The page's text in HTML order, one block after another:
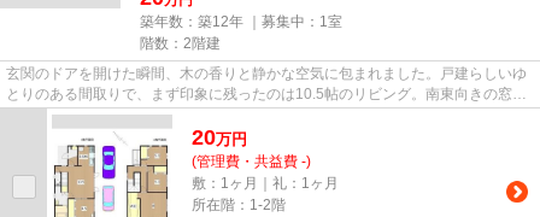
築年数：築12年 ｜募集中： 1室
階数：2階建
玄関のドアを開けた瞬間、木の香りと静かな空気に包まれました。戸建らしいゆ
とりのある間取りで、まず印象に残ったのは10.5帖のリビング。南東向きの窓か
ら朝の光がしっかりと入り、...
20万円
(管理費・共益費 -)
敷：1ヶ月｜礼：1ヶ月
所在階：1-2階